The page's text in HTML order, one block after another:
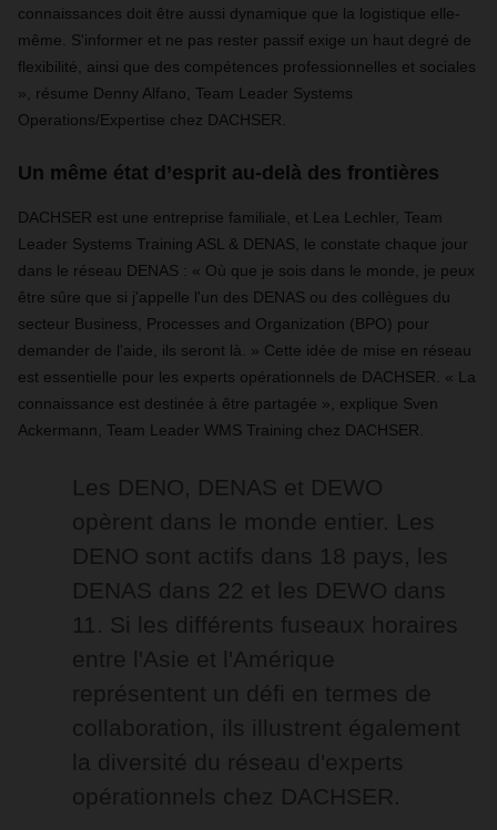
connaissances doit être aussi dynamique que la logistique elle-
même. S'informer et ne pas rester passif exige un haut degré de
flexibilité, ainsi que des compétences professionnelles et sociales
», résume Denny Alfano, Team Leader Systems
Operations/Expertise chez DACHSER.
Un même état d’esprit au-delà des frontières
DACHSER est une entreprise familiale, et Lea Lechler, Team
Leader Systems Training ASL & DENAS, le constate chaque jour
dans le réseau DENAS : « Où que je sois dans le monde, je peux
être sûre que si j'appelle l'un des DENAS ou des collègues du
secteur Business, Processes and Organization (BPO) pour
demander de l'aide, ils seront là. » Cette idée de mise en réseau
est essentielle pour les experts opérationnels de DACHSER. « La
connaissance est destinée à être partagée », explique Sven
Ackermann, Team Leader WMS Training chez DACHSER.
Les DENO, DENAS et DEWO
opèrent dans le monde entier. Les
DENO sont actifs dans 18 pays, les
DENAS dans 22 et les DEWO dans
11. Si les différents fuseaux horaires
entre l'Asie et l'Amérique
représentent un défi en termes de
collaboration, ils illustrent également
la diversité du réseau d'experts
opérationnels chez DACHSER.